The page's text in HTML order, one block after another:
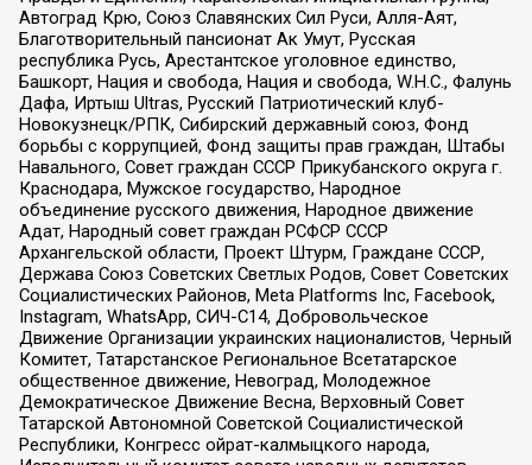
Автоград Крю, Союз Славянских Сил Руси, Алля-Аят,
Благотворительный пансионат Ак Умут, Русская
республика Русь, Арестантское уголовное единство,
Башкорт, Нация и свобода, Нация и свобода, W.H.С., Фалунь
Дафа, Иртыш Ultras, Русский Патриотический клуб-
Новокузнецк/РПК, Сибирский державный союз, Фонд
борьбы с коррупцией, Фонд защиты прав граждан, Штабы
Навального, Совет граждан СССР Прикубанского округа г.
Краснодара, Мужское государство, Народное
объединение русского движения, Народное движение
Адат, Народный совет граждан РСФСР СССР
Архангельской области, Проект Штурм, Граждане СССР,
Держава Союз Советских Светлых Родов, Совет Советских
Социалистических Районов, Meta Platforms Inc, Facebook,
Instagram, WhatsApp, СИЧ-С14, Добровольческое
Движение Организации украинских националистов, Черный
Комитет, Татарстанское Региональное Всетатарское
общественное движение, Невоград, Молодежное
Демократическое Движение Весна, Верховный Совет
Татарской Автономной Советской Социалистической
Республики, Конгресс ойрат-калмыцкого народа,